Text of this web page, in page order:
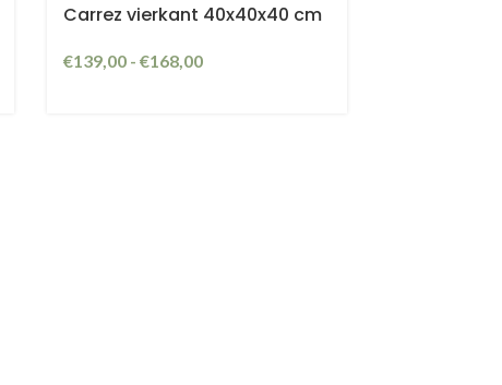
Carrez vierkant 40x40x40 cm
€139,00 - €168,00